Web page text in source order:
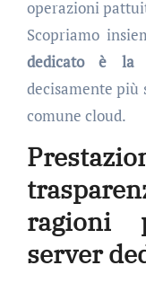
operazioni
Scopriamo
dedicato è la
decisamente più
comune cloud.
ragioni
server